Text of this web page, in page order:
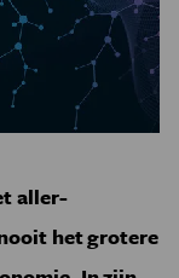
aller-
het grotere